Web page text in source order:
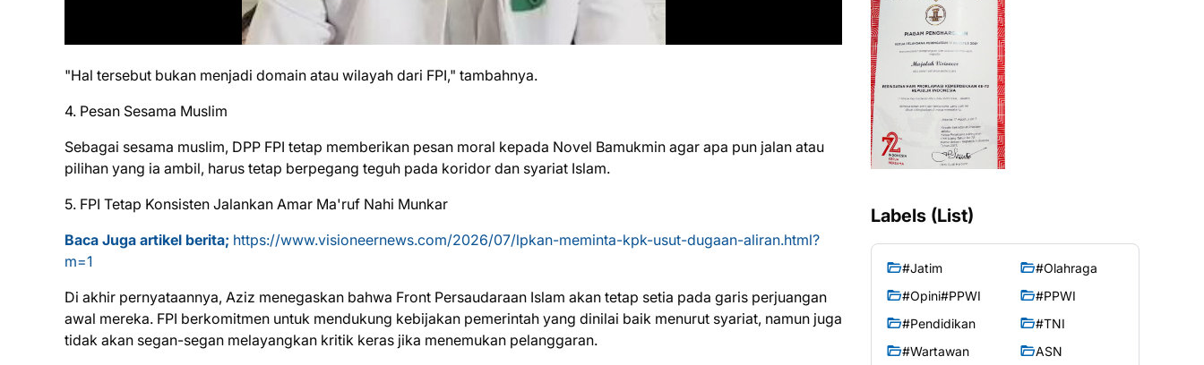
"Hal tersebut bukan menjadi domain atau wilayah dari FPI," tambahnya.
​4. Pesan Sesama Muslim
​Sebagai sesama muslim, DPP FPI tetap memberikan pesan moral kepada Novel Bamukmin agar apa pun jalan atau
pilihan yang ia ambil, harus tetap berpegang teguh pada koridor dan syariat Islam.
​5. FPI Tetap Konsisten Jalankan Amar Ma'ruf Nahi Munkar
Baca Juga artikel berita; https://www.visioneernews.com/2026/07/lpkan-meminta-kpk-usut-dugaan-aliran.html?
m=1
​Di akhir pernyataannya, Aziz menegaskan bahwa Front Persaudaraan Islam akan tetap setia pada garis perjuangan
awal mereka. FPI berkomitmen untuk mendukung kebijakan pemerintah yang dinilai baik menurut syariat, namun juga
tidak akan segan-segan melayangkan kritik keras jika menemukan pelanggaran.
Labels (List)
#Jatim
#Olahraga
#Opini#PPWI
#PPWI
#Pendidikan
#TNI
#Wartawan
ASN